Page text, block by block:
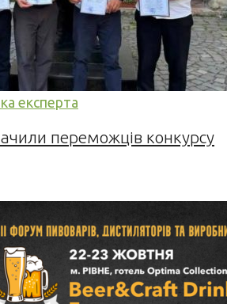
експерта
переможців конкурсу